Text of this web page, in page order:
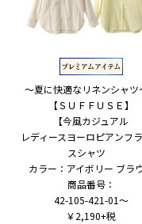
～夏に快適なリネンシャ
【ＳＵＦＦＵＳＥ】
【今風カジュアル
レディースヨーロピアンフ
スシャツ
カラー：アイボリー ブラ
商品番号：
42-105-421-01～
￥2,190+税